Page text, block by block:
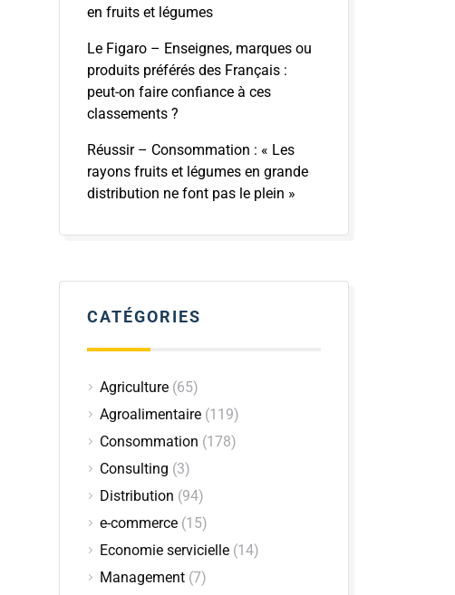
en fruits et légumes
Le Figaro – Enseignes, marques ou
produits préférés des Français :
peut-on faire confiance à ces
classements ?
Réussir – Consommation : « Les
rayons fruits et légumes en grande
distribution ne font pas le plein »
CATÉGORIES
Agriculture (65)
Agroalimentaire (119)
Consommation (178)
Consulting (3)
Distribution (94)
e-commerce (15)
Economie servicielle (14)
Management (7)